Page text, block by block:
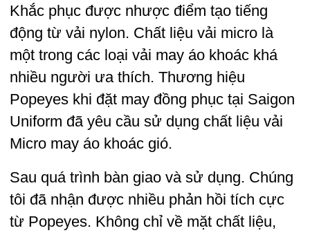
Khắc phục được nhược điểm tạo tiếng
động từ vải nylon. Chất liệu vải micro là
một trong các loại vải may áo khoác khá
nhiều người ưa thích. Thương hiệu
Popeyes khi đặt may đồng phục tại Saigon
Uniform đã yêu cầu sử dụng chất liệu vải
Micro may áo khoác gió.
Sau quá trình bàn giao và sử dụng. Chúng
tôi đã nhận được nhiều phản hồi tích cực
từ Popeyes. Không chỉ về mặt chất liệu,